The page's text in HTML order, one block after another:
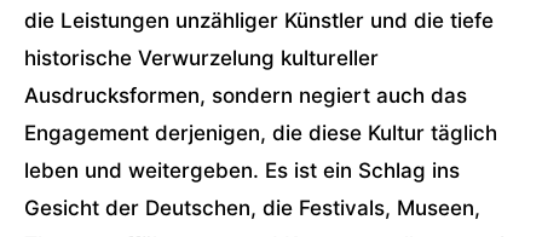
die Leistungen unzähliger Künstler und die tiefe
historische Verwurzelung kultureller
Ausdrucksformen, sondern negiert auch das
Engagement derjenigen, die diese Kultur täglich
leben und weitergeben. Es ist ein Schlag ins
Gesicht der Deutschen, die Festivals, Museen,